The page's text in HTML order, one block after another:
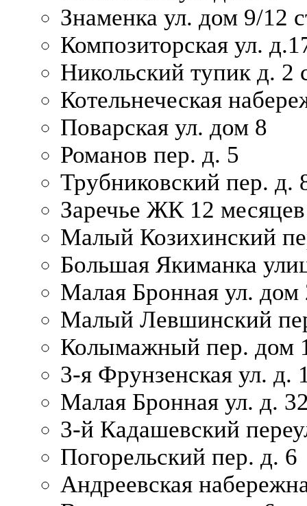
Знаменка ул. дом 9/12
Композиторская ул.
Никольский тупик д. 2
Котельнеческая
Поварская ул. дом 8
Романов пер. д. 5
Трубниковский пер. д.
Заречье ЖК 12 месяцев
Малый Козихинский
Большая Якиманка
Малая Бронная ул. дом
Малый Левшинский
Колымажный пер. дом
3-я Фрунзенская ул. д.
Малая Бронная ул. д.
3-й Кадашевский
Погорельский пер. д. 6
Андреевская